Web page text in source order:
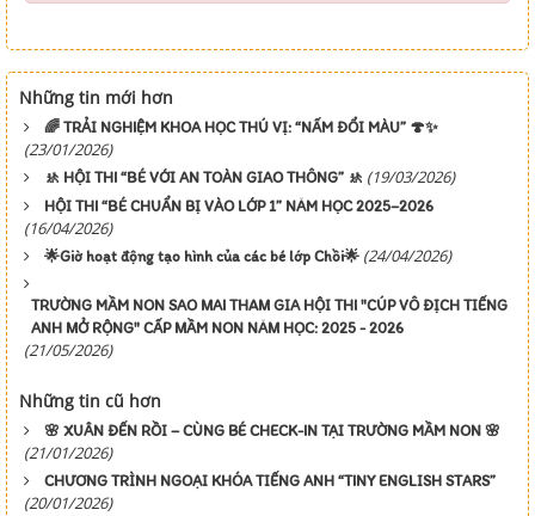
Những tin mới hơn
🌈 TRẢI NGHIỆM KHOA HỌC THÚ VỊ: “NẤM ĐỔI MÀU” 🍄✨
(23/01/2026)
🚸 HỘI THI “BÉ VỚI AN TOÀN GIAO THÔNG” 🚸 (19/03/2026)
HỘI THI “BÉ CHUẨN BỊ VÀO LỚP 1” NĂM HỌC 2025–2026
(16/04/2026)
🌟Giờ hoạt động tạo hình của các bé lớp Chồi🌟 (24/04/2026)
TRƯỜNG MẦM NON SAO MAI THAM GIA HỘI THI "CÚP VÔ ĐỊCH TIẾNG
ANH MỞ RỘNG" CẤP MẦM NON NĂM HỌC: 2025 - 2026
(21/05/2026)
Những tin cũ hơn
🌸 XUÂN ĐẾN RỒI – CÙNG BÉ CHECK-IN TẠI TRƯỜNG MẦM NON 🌸
(21/01/2026)
CHƯƠNG TRÌNH NGOẠI KHÓA TIẾNG ANH “TINY ENGLISH STARS”
(20/01/2026)